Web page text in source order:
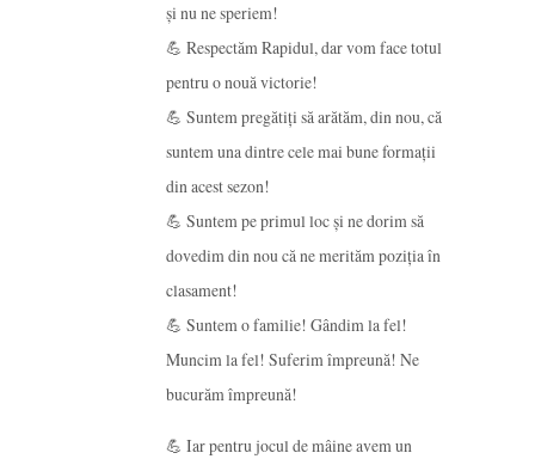
și nu ne speriem!
💪 Respectăm Rapidul, dar vom face totul
pentru o nouă victorie!
💪 Suntem pregătiți să arătăm, din nou, că
suntem una dintre cele mai bune formații
din acest sezon!
💪 Suntem pe primul loc și ne dorim să
dovedim din nou că ne merităm poziția în
clasament!
💪 Suntem o familie! Gândim la fel!
Muncim la fel! Suferim împreună! Ne
bucurăm împreună!
💪 Iar pentru jocul de mâine avem un